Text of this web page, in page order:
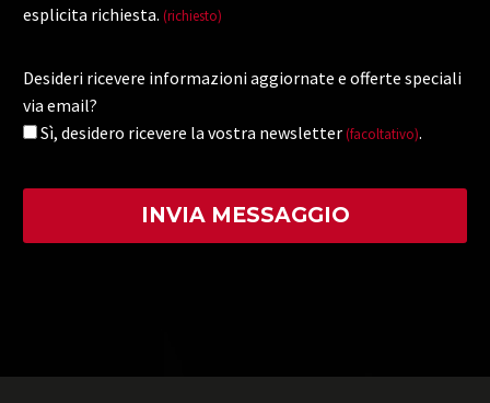
esplicita richiesta. (richiesto)
Desideri ricevere informazioni aggiornate e offerte speciali
via email?
Sì, desidero ricevere la vostra newsletter (facoltativo).